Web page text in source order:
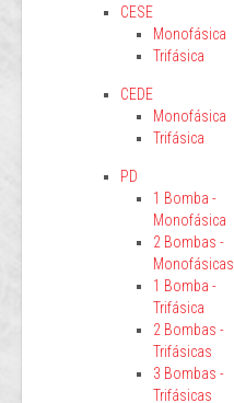
CESE
Monofásica
Trifásica
CEDE
Monofásica
Trifásica
PD
1 Bomba -
Monofásica
2 Bombas -
Monofásicas
1 Bomba -
Trifásica
2 Bombas -
Trifásicas
3 Bombas -
Trifásicas